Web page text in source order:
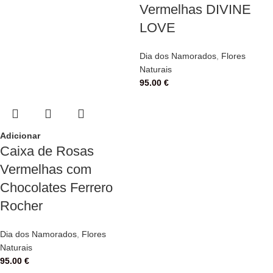
Adicionar
Caixa de Rosas
Vermelhas com
Chocolates Ferrero
Rocher
Dia dos Namorados, Flores
Naturais
95.00 €
Vermelhas DIVINE
LOVE
Dia dos Namorados, Flores
Naturais
95.00 €